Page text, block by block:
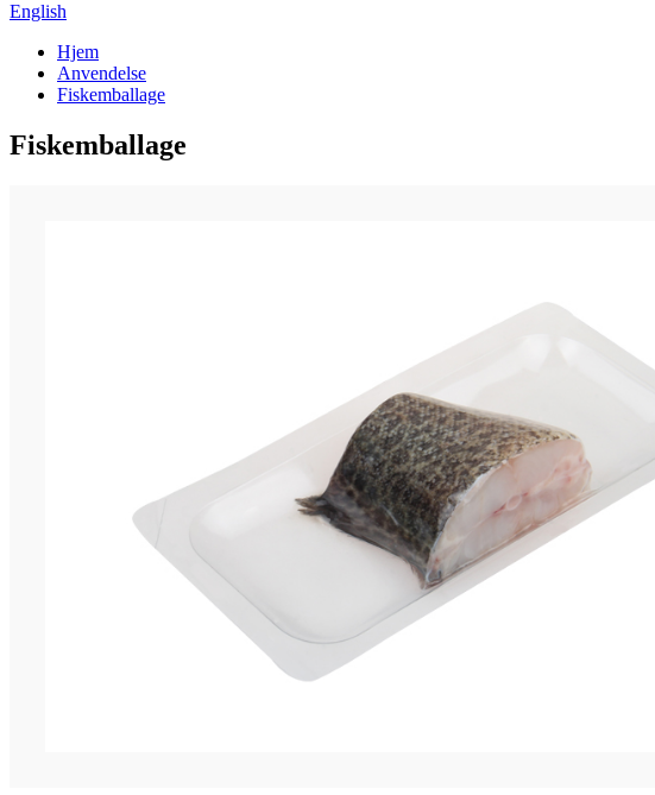
English
Hjem
Anvendelse
Fiskemballage
Fiskemballage